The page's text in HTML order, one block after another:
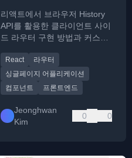
리액트에서 브라우저 History
API를 활용한 클라이언트 사이
드 라우터 구현 방법과 커스텀
술 가이드
React
라우터
싱글페이지 어플리케이션
컴포넌트
프론트엔드
Jeonghwan
Kim
0 0